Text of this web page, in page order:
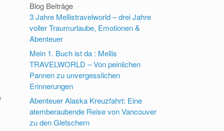
Blog Beiträge
3 Jahre Mellistravelworld – drei Jahre
voller Traumurlaube, Emotionen &
Abenteuer
Mein 1. Buch ist da : Mellis
TRAVELWORLD – Von peinlichen
Pannen zu unvergesslichen
Erinnerungen
Abenteuer Alaska Kreuzfahrt: Eine
atemberaubende Reise von Vancouver
zu den Gletschern